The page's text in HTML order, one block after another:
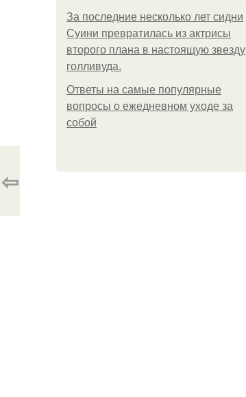
За последние несколько лет сидни
Суини превратилась из актрисы
второго плана в настоящую звезду
голливуда.
Ответы на самые популярные
вопросы о ежедневном уходе за
собой
⇦